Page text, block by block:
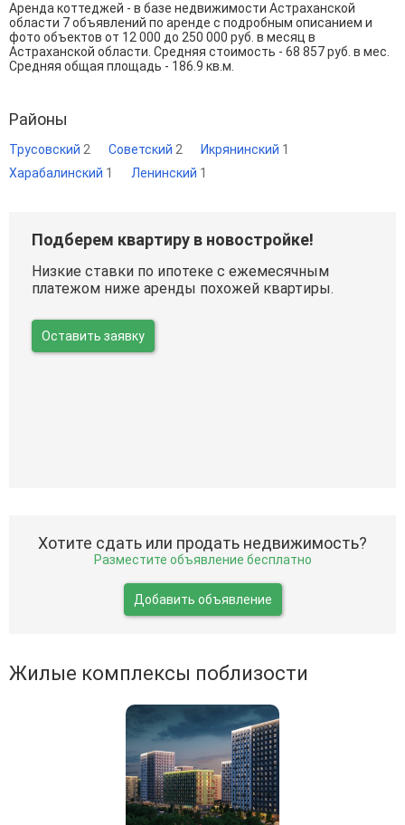
Аренда коттеджей - в базе недвижимости Астраханской
области 7 объявлений по аренде с подробным описанием и
фото объектов от 12 000 до 250 000 руб. в месяц в
Астраханской области. Средняя стоимость - 68 857 руб. в мес.
Средняя общая площадь - 186.9 кв.м.
Районы
Трусовский 2 Советский 2 Икрянинский 1
Харабалинский 1 Ленинский 1
Подберем квартиру в новостройке!
Низкие ставки по ипотеке с ежемесячным
платежом ниже аренды похожей квартиры.
Оставить заявку
Хотите сдать или продать недвижимость?
Разместите объявление бесплатно
Добавить объявление
Жилые комплексы поблизости